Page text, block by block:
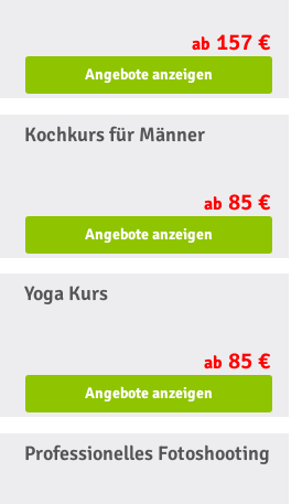
ab 157 €
Angebote anzeigen
Kochkurs für Männer
ab 85 €
Angebote anzeigen
Yoga Kurs
ab 85 €
Angebote anzeigen
Professionelles Fotoshooting